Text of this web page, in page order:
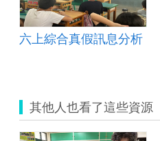
六上綜合真假訊息分析
其他人也看了這些資源